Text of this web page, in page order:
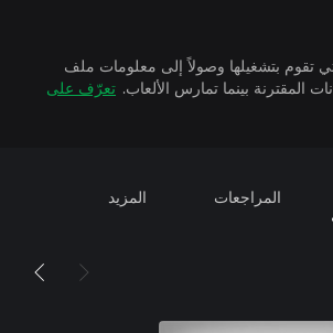
تقوم بتشغيلها وصولاً إلى معلومات ملف
تعرّف على
المراجعات المزيد